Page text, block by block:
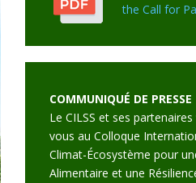
the Call for
COMMUNIQUÉ DE PRESSE
Le CILSS et ses
vous au Colloque
Climat-Écosystème pour
Alimentaire et une